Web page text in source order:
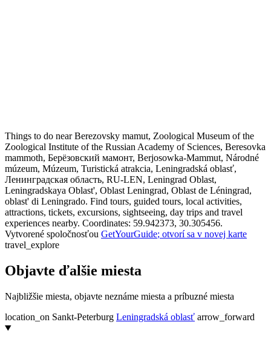
Things to do near Berezovsky mamut, Zoological Museum of the
Zoological Institute of the Russian Academy of Sciences, Beresovka
mammoth, Берёзовский мамонт, Berjosowka-Mammut, Národné
múzeum, Múzeum, Turistická atrakcia, Leningradská oblasť,
Ленинградская область, RU-LEN, Leningrad Oblast,
Leningradskaya Oblast', Oblast Leningrad, Oblast de Léningrad,
oblast' di Leningrado. Find tours, guided tours, local activities,
attractions, tickets, excursions, sightseeing, day trips and travel
experiences nearby. Coordinates: 59.942373, 30.305456.
Vytvorené spoločnosťou GetYourGuide; otvorí sa v novej karte
travel_explore
Objavte ďalšie miesta
Najbližšie miesta, objavte neznáme miesta a príbuzné miesta
location_on Sankt-Peterburg Leningradská oblasť arrow_forward